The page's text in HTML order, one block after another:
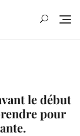
le début
pour